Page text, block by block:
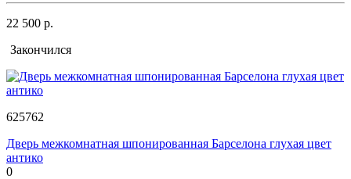
22 500 р.
Закончился
625762
Дверь межкомнатная шпонированная Барселона глухая цвет
антико
0